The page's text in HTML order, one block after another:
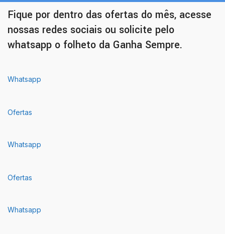
Fique por dentro das ofertas do mês, acesse
nossas redes sociais ou solicite pelo
whatsapp o folheto da Ganha Sempre.
Whatsapp
Ofertas
Whatsapp
Ofertas
Whatsapp